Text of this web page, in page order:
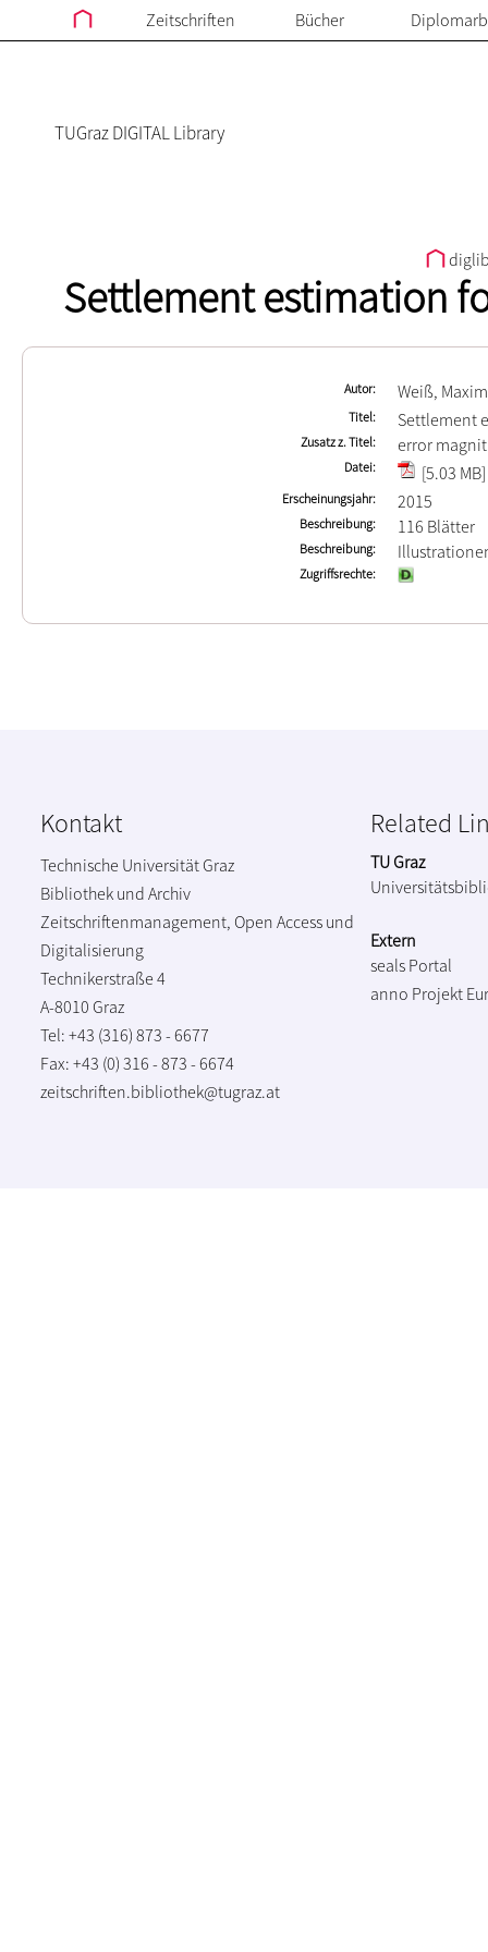
Zeitschriften Bücher
TUGraz DIGITAL Library
Settlement estimation
Autor Weiß,
Titel Settlement
Zusatz z. Titel error
Datei [5.03 MB]
Erscheinungsjahr 2015
Beschreibung 116 Blätter
Beschreibung
Zugriffsrechte
Kontakt
Technische Universität Graz
Bibliothek und Archiv
Zeitschriftenmanagement, Open Access und
Digitalisierung
Technikerstraße 4
A-8010 Graz
Tel: +43 (316) 873 - 6677
Fax: +43 (0) 316 - 873 - 6674
zeitschriften.bibliothek@tugraz.at
Related
TU Graz
Extern
seals Portal
anno Projekt